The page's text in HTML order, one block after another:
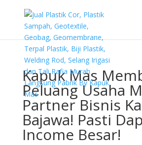
Kapuk Mas
Peluang Usaha
Partner Bisnis
Bajawa! Pasti
Income Besar!